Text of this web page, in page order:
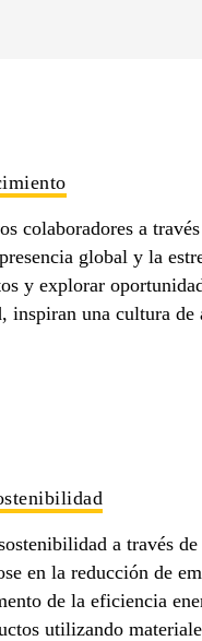
colaboradores a
global y la
y explorar
inspiran una cultura
a través
en la reducción de
de la eficiencia
utilizando